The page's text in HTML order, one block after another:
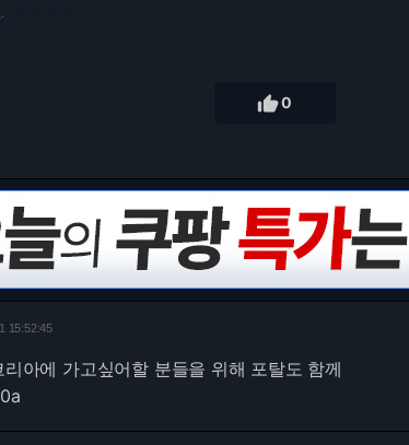
0
15:52:45
아에 가고싶어할 분들을 위해 포탈도 함께